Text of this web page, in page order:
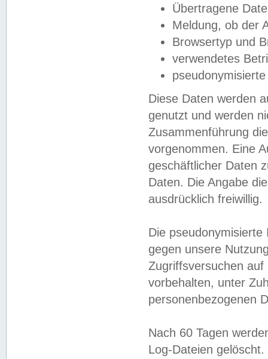
Übertragene
Meldung, ob der
Browsertyp und
verwendetes
Diese Daten werden
genutzt und werden
Zusammenführung
vorgenommen. Eine
geschäftlicher Daten
Daten. Die Angabe
ausdrücklich freiwillig.
Die
gegen unsere
Zugriffsversuchen
vorbehalten, unter
personenbezogenen
Nach 60 Tagen
Log-Dateien